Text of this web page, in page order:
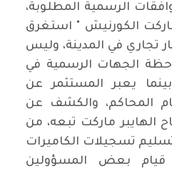
الرسمية المطلوبة،
ماركت الكورنيش " استغرق
تجاري في المدينة، وليس
الجهات الرسمية في
يعبر المستثمر عن
المحاكم، والكشف عن
الهايبر ماركت تبعه، من
تسجيلات الكاميرات
قيام بعض المسؤولين